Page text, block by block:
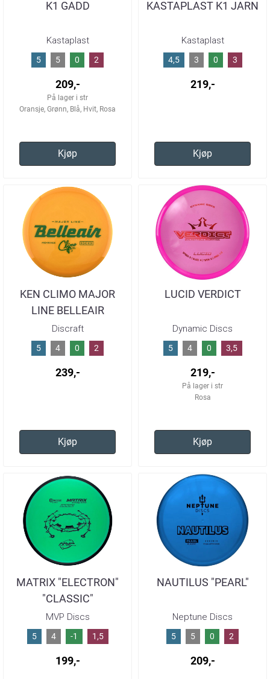
K1 GADD
Kastaplast
5 5 0 2
209,-
På lager i str
Oransje, Grønn, Blå, Hvit, Rosa
Kjøp
KASTAPLAST K1 JARN
Kastaplast
4,5 3 0 3
219,-
Kjøp
KEN CLIMO MAJOR
LINE BELLEAIR
Discraft
5 4 0 2
239,-
Kjøp
LUCID VERDICT
Dynamic Discs
5 4 0 3,5
219,-
På lager i str
Rosa
Kjøp
MATRIX "ELECTRON"
"CLASSIC"
MVP Discs
5 4 -1 1,5
199,-
NAUTILUS "PEARL"
Neptune Discs
5 5 0 2
209,-